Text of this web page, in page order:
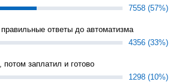
7558 (57%)
ответы до автоматизма
4356 (33%)
заплатил и готово
1298 (10%)